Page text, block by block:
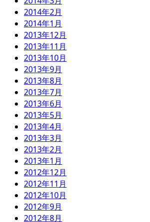
2014年2月
2014年1月
2013年12月
2013年11月
2013年10月
2013年9月
2013年8月
2013年7月
2013年6月
2013年5月
2013年4月
2013年3月
2013年2月
2013年1月
2012年12月
2012年11月
2012年10月
2012年9月
2012年8月